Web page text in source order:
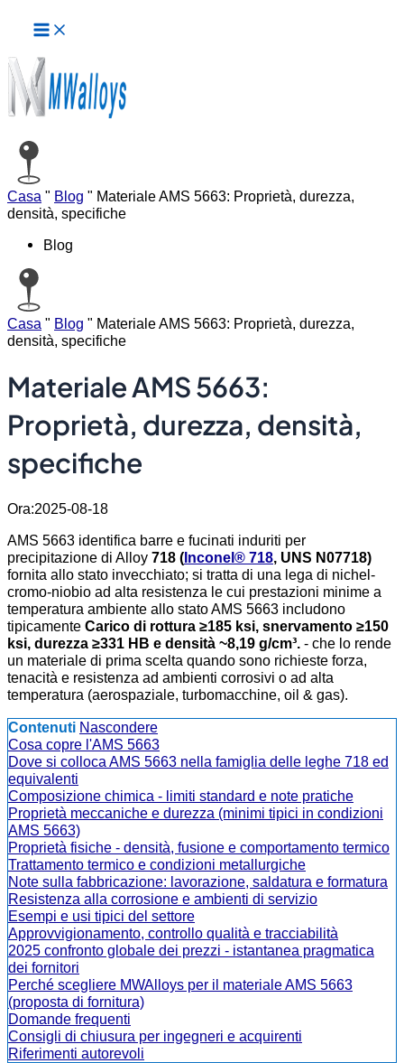
contenuto
principale
Casa " Blog " Materiale AMS 5663: Proprietà, durezza,
densità, specifiche
Blog
Casa " Blog " Materiale AMS 5663: Proprietà, durezza,
densità, specifiche
Materiale AMS 5663:
Proprietà, durezza, densità,
specifiche
Ora:2025-08-18
AMS 5663 identifica barre e fucinati induriti per
precipitazione di Alloy 718 (Inconel® 718, UNS N07718)
fornita allo stato invecchiato; si tratta di una lega di nichel-
cromo-niobio ad alta resistenza le cui prestazioni minime a
temperatura ambiente allo stato AMS 5663 includono
tipicamente Carico di rottura ≥185 ksi, snervamento ≥150
ksi, durezza ≥331 HB e densità ~8,19 g/cm³. - che lo rende
un materiale di prima scelta quando sono richieste forza,
tenacità e resistenza ad ambienti corrosivi o ad alta
temperatura (aerospaziale, turbomacchine, oil & gas).
Contenuti Nascondere
Cosa copre l'AMS 5663
Dove si colloca AMS 5663 nella famiglia delle leghe 718 ed
equivalenti
Composizione chimica - limiti standard e note pratiche
Proprietà meccaniche e durezza (minimi tipici in condizioni
AMS 5663)
Proprietà fisiche - densità, fusione e comportamento termico
Trattamento termico e condizioni metallurgiche
Note sulla fabbricazione: lavorazione, saldatura e formatura
Resistenza alla corrosione e ambienti di servizio
Esempi e usi tipici del settore
Approvvigionamento, controllo qualità e tracciabilità
2025 confronto globale dei prezzi - istantanea pragmatica
dei fornitori
Perché scegliere MWAlloys per il materiale AMS 5663
(proposta di fornitura)
Domande frequenti
Consigli di chiusura per ingegneri e acquirenti
Riferimenti autorevoli